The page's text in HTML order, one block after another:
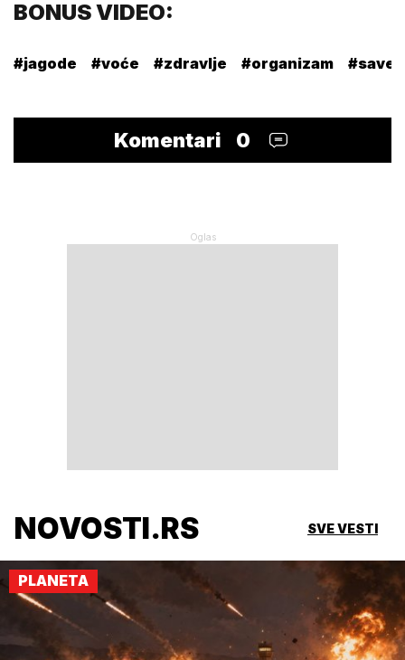
BONUS VIDEO:
#jagode #voće #zdravlje #organizam #saveti
Komentari 0
NOVOSTI.RS SVE VESTI
PLANETA